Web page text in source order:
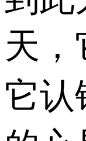
天，
它认